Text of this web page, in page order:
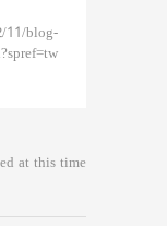
11/blog-
at this time.